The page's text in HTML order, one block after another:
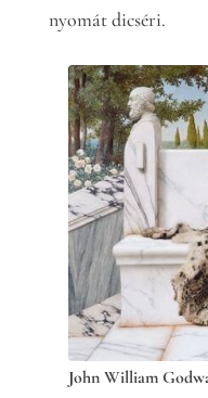
nyomát dicséri.
John William